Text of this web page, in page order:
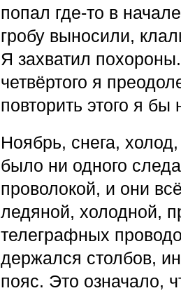
попал где-то в
гробу выносили,
Я захватил
четвёртого я
повторить этого я бы
Ноябрь, снега,
было ни одного
проволокой, и они
ледяной, холодной,
телеграфных
держался столбов,
пояс. Это означало,